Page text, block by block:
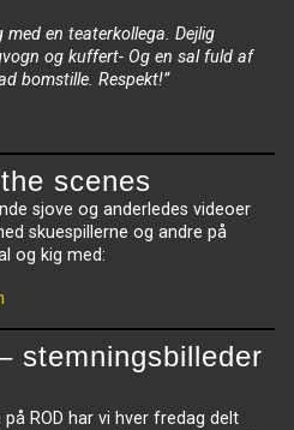
med en teaterkollega. Dejlig
og kuffert- Og en sal fuld af
bomstille. Respekt!”
scenes
sjove og anderledes videoer
skuespillerne og andre på
og kig med:
stemningsbilleder
ROD har vi hver fredag delt